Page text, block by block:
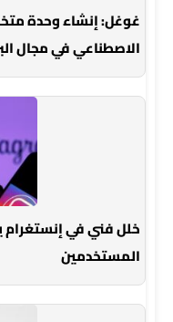
غوغل: إنشاء وحدة
الاصطناعي في مجال
المستخدمين